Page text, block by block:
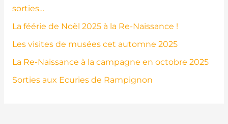
sorties…
La féérie de Noël 2025 à la Re-Naissance !
Les visites de musées cet automne 2025
La Re-Naissance à la campagne en octobre 2025
Sorties aux Ecuries de Rampignon